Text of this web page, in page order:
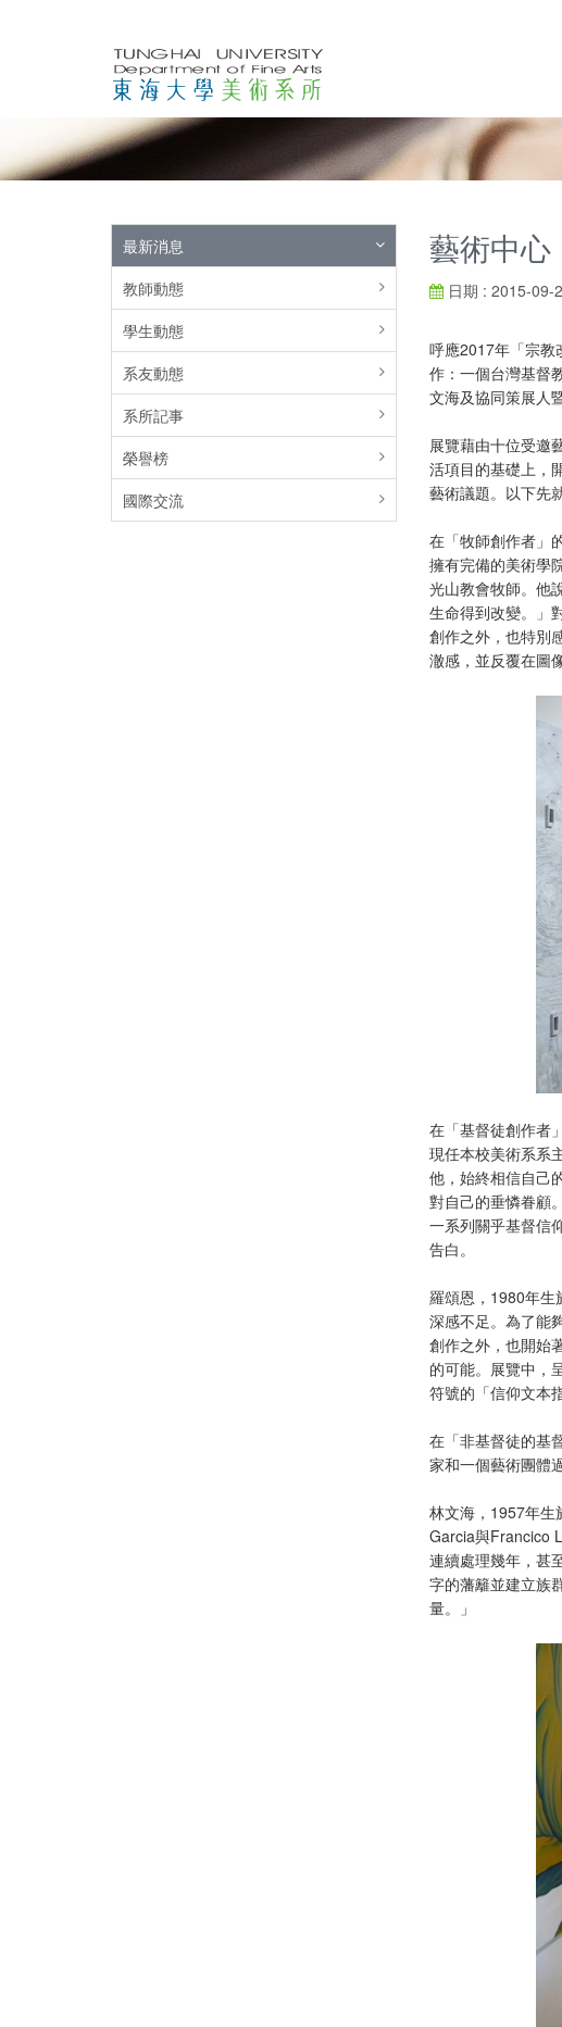
最新消息
教師動態
學生動態
系友動態
系所記事
榮譽榜
國際交流
藝術中心
日期 : 2015-09-
呼應2017年「宗教
作：一個台灣基督
文海及協同策展人
展覽藉由十位受邀
活項目的基礎上，
藝術議題。以下先
在「牧師創作者」
擁有完備的美術學
光山教會牧師。他
生命得到改變。」
創作之外，也特別
澈感，並反覆在圖
在「基督徒創作者
現任本校美術系系
他，始終相信自己
對自己的垂憐眷顧
一系列關乎基督信
告白。
羅頌恩，1980年生
深感不足。為了能
創作之外，也開始
的可能。展覽中，
符號的「信仰文本
在「非基督徒的基
家和一個藝術團體
林文海，1957年生
Garcia與Francico
連續處理幾年，甚
字的藩籬並建立族
量。」